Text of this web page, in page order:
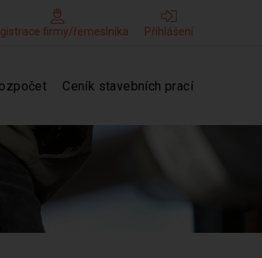
firmy/řemeslníka Přihlášení
Ceník stavebních prací